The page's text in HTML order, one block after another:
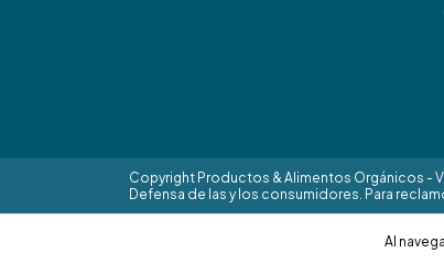
Al
Copyright Productos & Alimentos Orgánicos -
Defensa de las y los consumidores. Para